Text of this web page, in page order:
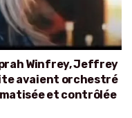
Winfrey, Jeffrey
avaient orchestré
et contrôlée